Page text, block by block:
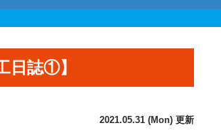
日誌①】
2021.05.31 (Mon) 更新